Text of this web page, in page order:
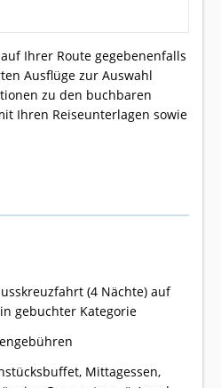
Ihrer Route gegebenenfalls
Ausflüge zur Auswahl
zu den buchbaren
Ihren Reiseunterlagen sowie
(4 Nächte) auf
gebuchter Kategorie
Mittagessen,